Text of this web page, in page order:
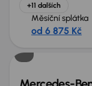
+11 dalších
Měsíční splátka
od 6 875 Kč
Zlevněno o 40